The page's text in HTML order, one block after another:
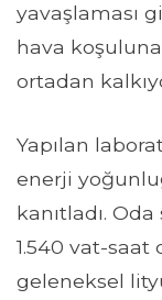
yavaşlaması
hava
ortadan
Yapılan
enerji
kanıtladı.
1.540 vat-saat
geleneksel